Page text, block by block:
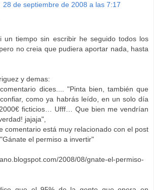
28 de septiembre de 2008 a las 7:17
un tiempo sin escribir he seguido todos los
no creia que pudiera aportar nada, hasta
y demas:
dices.... "Pinta bien, también que
como ya habrás leído, en un solo día
ficticios… Ufff… Que bien me vendrían
jajaja",
comentario está muy relacionado con el post
el permiso a invertir"
2008/08/gnate-el-permiso-